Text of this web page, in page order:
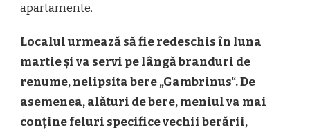
apartamente.
Localul urmează să fie redeschis în luna
martie și va servi pe lângă branduri de
renume, nelipsita bere „Gambrinus“. De
asemenea, alături de bere, meniul va mai
conține feluri specifice vechii berării,